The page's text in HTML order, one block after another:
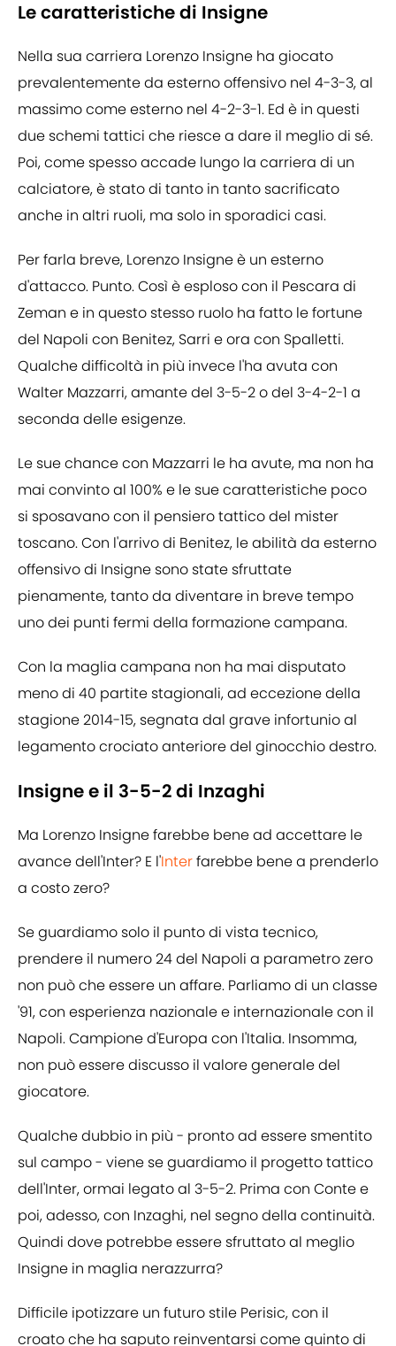
Le caratteristiche di Insigne
Nella sua carriera Lorenzo Insigne ha giocato
prevalentemente da esterno offensivo nel 4-3-3, al
massimo come esterno nel 4-2-3-1. Ed è in questi
due schemi tattici che riesce a dare il meglio di sé.
Poi, come spesso accade lungo la carriera di un
calciatore, è stato di tanto in tanto sacrificato
anche in altri ruoli, ma solo in sporadici casi.
Per farla breve, Lorenzo Insigne è un esterno
d'attacco. Punto. Così è esploso con il Pescara di
Zeman e in questo stesso ruolo ha fatto le fortune
del Napoli con Benitez, Sarri e ora con Spalletti.
Qualche difficoltà in più invece l'ha avuta con
Walter Mazzarri, amante del 3-5-2 o del 3-4-2-1 a
seconda delle esigenze.
Le sue chance con Mazzarri le ha avute, ma non ha
mai convinto al 100% e le sue caratteristiche poco
si sposavano con il pensiero tattico del mister
toscano. Con l'arrivo di Benitez, le abilità da esterno
offensivo di Insigne sono state sfruttate
pienamente, tanto da diventare in breve tempo
uno dei punti fermi della formazione campana.
Con la maglia campana non ha mai disputato
meno di 40 partite stagionali, ad eccezione della
stagione 2014-15, segnata dal grave infortunio al
legamento crociato anteriore del ginocchio destro.
Insigne e il 3-5-2 di Inzaghi
Ma Lorenzo Insigne farebbe bene ad accettare le
avance dell'Inter? E l'Interfarebbe bene a prenderlo
a costo zero?
Se guardiamo solo il punto di vista tecnico,
prendere il numero 24 del Napoli a parametro zero
non può che essere un affare. Parliamo di un classe
'91, con esperienza nazionale e internazionale con il
Napoli. Campione d'Europa con l'Italia. Insomma,
non può essere discusso il valore generale del
giocatore.
Qualche dubbio in più - pronto ad essere smentito
sul campo - viene se guardiamo il progetto tattico
dell'Inter, ormai legato al 3-5-2. Prima con Conte e
poi, adesso, con Inzaghi, nel segno della continuità.
Quindi dove potrebbe essere sfruttato al meglio
Insigne in maglia nerazzurra?
Difficile ipotizzare un futuro stile Perisic, con il
croato che ha saputo reinventarsi come quinto di